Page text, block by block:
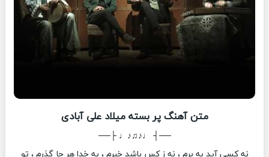
متن آهنگ پر بسته میلاد علی آبادی
──┤ ♩♪♫♪♩ ├──
نه کسی آید به برم ، نه ز کس باشد خبرم ، به خدا هر جا گذرم ، تو